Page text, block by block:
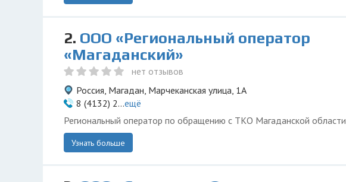
2. ООО «Региональный оператор
«Магаданский»
нет отзывов
Россия, Магадан, Марчеканская улица, 1А
8 (4132) 2...ещё
Региональный оператор по обращению с ТКО Магаданской области
Узнать больше